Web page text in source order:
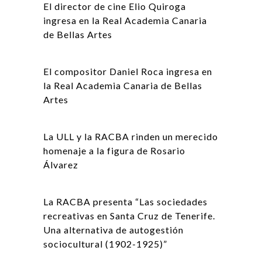
El director de cine Elio Quiroga
ingresa en la Real Academia Canaria
de Bellas Artes
El compositor Daniel Roca ingresa en
la Real Academia Canaria de Bellas
Artes
La ULL y la RACBA rinden un merecido
homenaje a la figura de Rosario
Álvarez
La RACBA presenta “Las sociedades
recreativas en Santa Cruz de Tenerife.
Una alternativa de autogestión
sociocultural (1902-1925)”